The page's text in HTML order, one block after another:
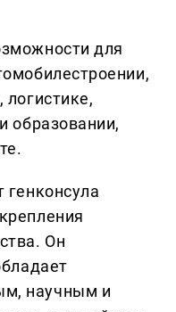
для
образовании,
генконсула
Он
научным и